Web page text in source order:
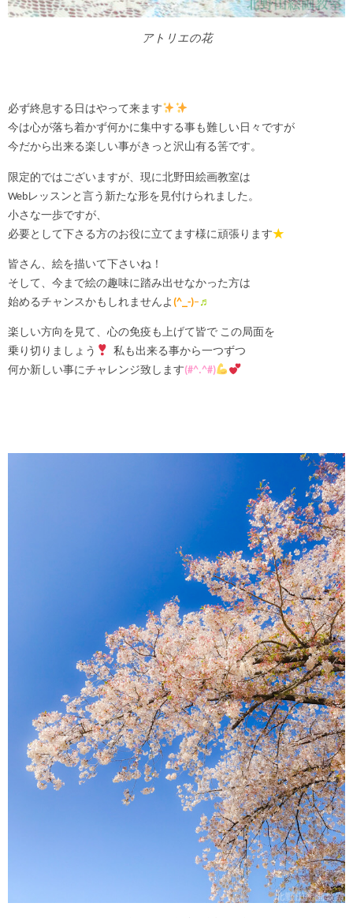
アトリエの花
必ず終息する日はやって来ます
今は心が落ち着かず何かに集中する事も難しい日々ですが
今だから出来る楽しい事がきっと沢山有る筈です。
限定的ではございますが、現に北野田絵画教室は
Webレッスンと言う新たな形を見付けられました。
小さな一歩ですが、
必要として下さる方のお役に立てます様に頑張ります★
皆さん、絵を描いて下さいね！
そして、今まで絵の趣味に踏み出せなかった方は
始めるチャンスかもしれませんよ (^_-)– ♬
楽しい方向を見て、心の免疫も上げて皆で この局面を
乗り切りましょう
私も出来る事から一つずつ
何か新しい事にチャレンジ致します(#^.^#)